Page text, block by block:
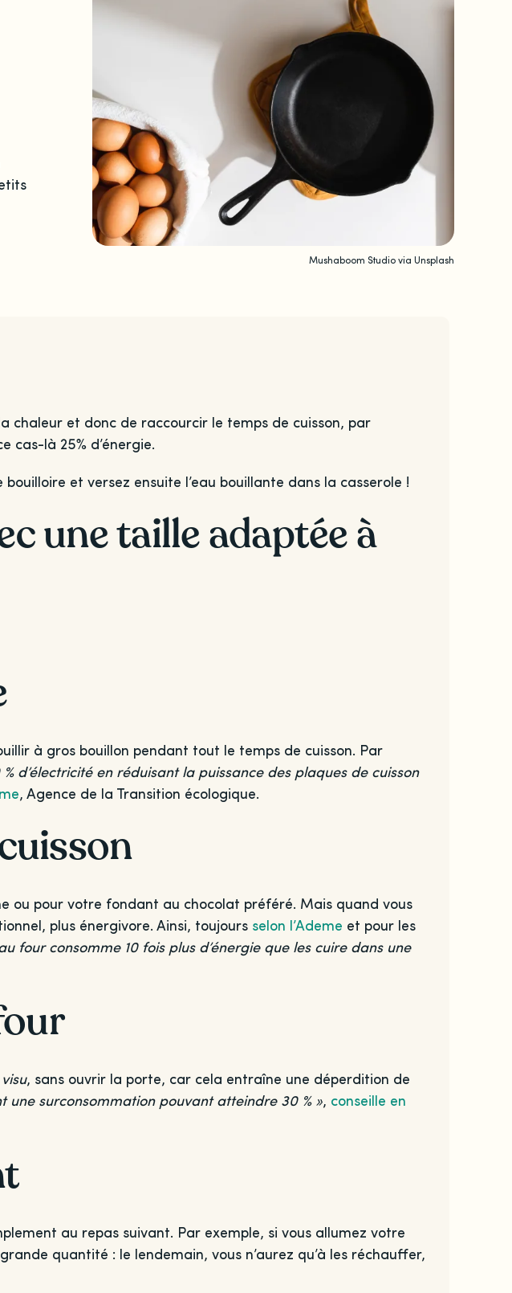
Mushaboom Studio via Unsplash
chaleur et donc de raccourcir le temps de cuisson, par
cas-là 25% d’énergie.
et versez ensuite l’eau bouillante dans la casserole !
une taille adaptée à
à gros bouillon pendant tout le temps de cuisson. Par
d’électricité en réduisant la puissance des plaques de cuisson
, Agence de la Transition écologique.
ou pour votre fondant au chocolat préféré. Mais quand vous
plus énergivore. Ainsi, toujours selon l’Ademe et pour les
four consomme 10 fois plus d’énergie que les cuire dans une
, sans ouvrir la porte, car cela entraîne une déperdition de
une surconsommation pouvant atteindre 30 % », conseille en
au repas suivant. Par exemple, si vous allumez votre
quantité : le lendemain, vous n’aurez qu’à les réchauffer,